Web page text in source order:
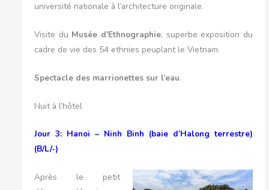
université nationale à l’architecture originale.
Visite du Musée d’Ethnographie, superbe exposition du
cadre de vie des 54 ethnies peuplant le Vietnam.
Spectacle des marrionettes sur l’eau.
Nuit à l’hôtel
Jour 3: Hanoi – Ninh Binh (baie d’Halong terrestre)
(B/L/-)
Après le petit